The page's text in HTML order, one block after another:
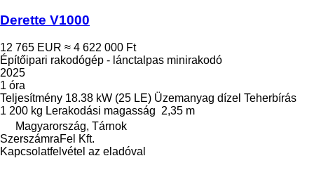
Derette V1000
12 765 EUR ≈ 4 622 000 Ft
Építőipari rakodógép - lánctalpas minirakodó
2025
1 óra
Teljesítmény 18.38 kW (25 LE) Üzemanyag dízel Teherbírás
1 200 kg Lerakodási magasság 2,35 m
Magyarország, Tárnok
SzerszámraFel Kft.
Kapcsolatfelvétel az eladóval